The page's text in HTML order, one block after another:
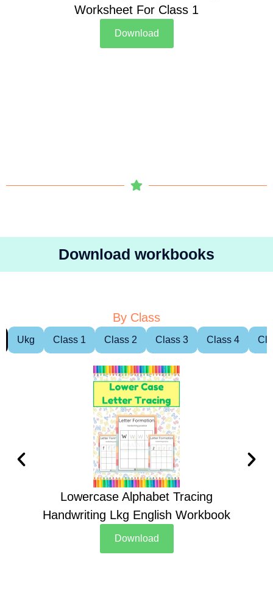
Worksheet For Class 1
Download
Download workbooks
By Class
Ukg Class 1 Class 2 Class 3 Class 4
Lowercase Alphabet Tracing
Handwriting Lkg English Workbook
Download